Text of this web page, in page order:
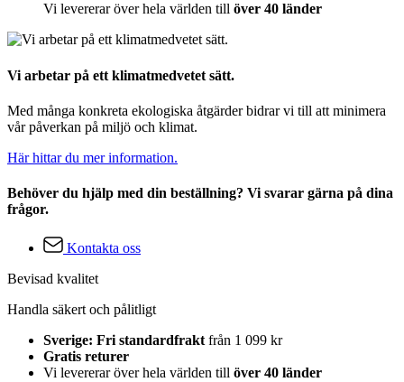
Vi levererar över hela världen till över 40 länder
Vi arbetar på ett klimatmedvetet sätt.
Med många konkreta ekologiska åtgärder bidrar vi till att minimera
vår påverkan på miljö och klimat.
Här hittar du mer information.
Behöver du hjälp med din beställning? Vi svarar gärna på dina
frågor.
Kontakta oss
Bevisad kvalitet
Handla säkert och pålitligt
Sverige: Fri standardfraktfrån 1 099 kr
Gratis returer
Vi levererar över hela världen till över 40 länder